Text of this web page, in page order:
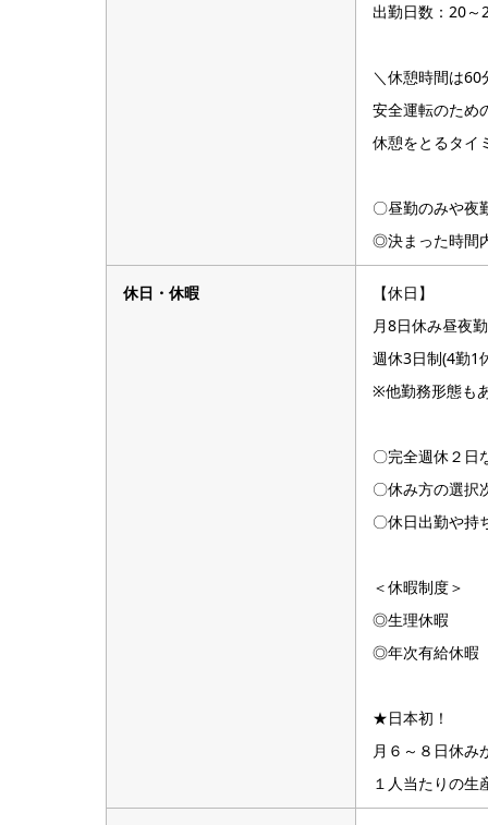
出勤日数：20～
＼休憩時間は60
安全運転のため
休憩をとるタイ
〇昼勤のみや夜
◎決まった時間
休日・休暇
【休日】
月8日休み昼夜
週休3日制(4勤1
※他勤務形態
〇完全週休２日
〇休み方の選択
〇休日出勤や持
＜休暇制度＞
◎生理休暇
◎年次有給休暇
★日本初！
月６～８日休み
１人当たりの生